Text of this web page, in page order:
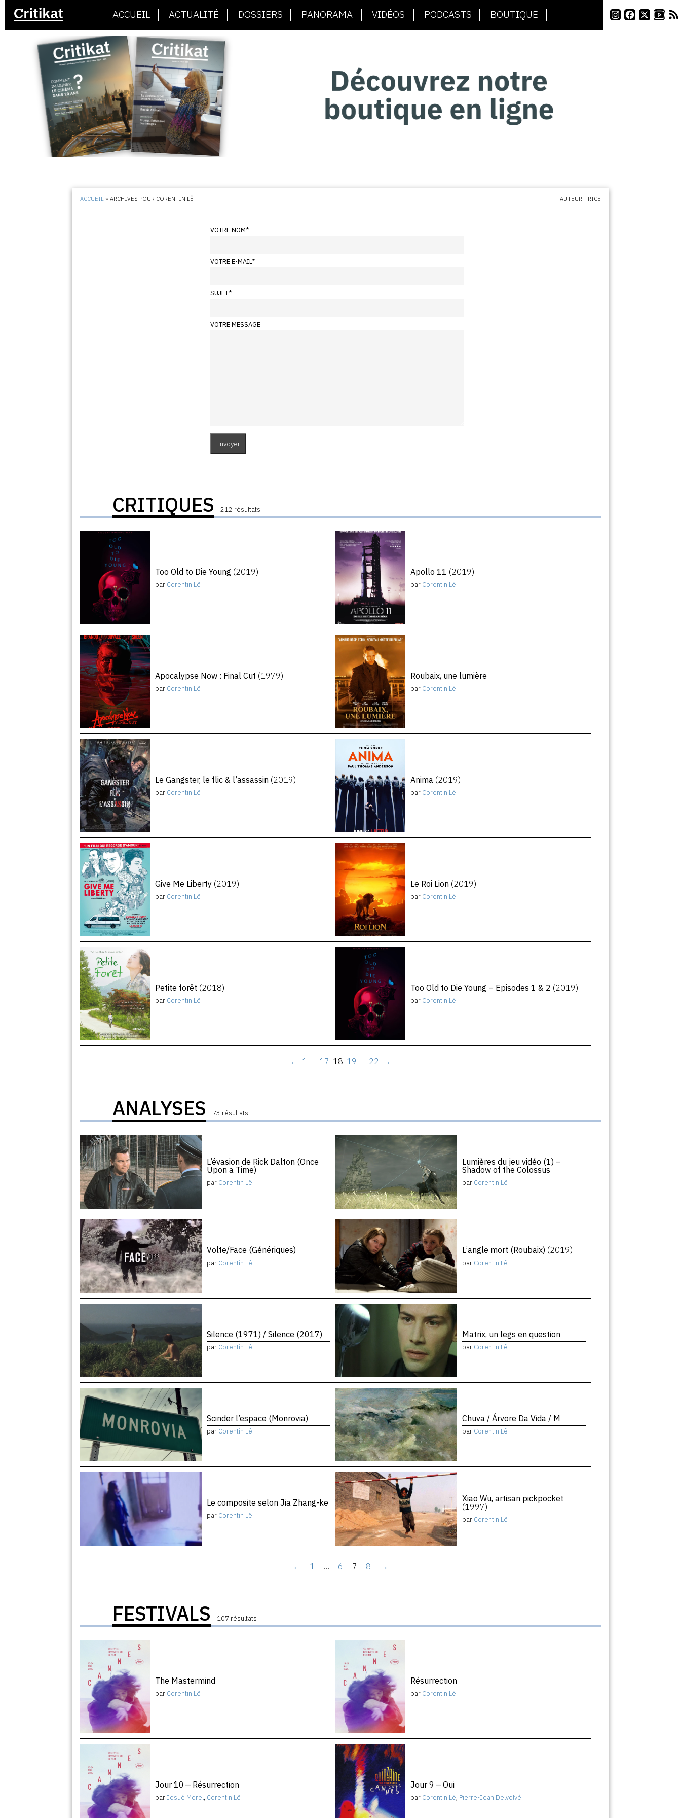
ACCUEIL ACTUALITÉ DOSSIERS PANORAMA VIDÉOS PODCASTS BOUTIQUE
ACCUEIL »ARCHIVES POUR CORENTIN LÊ AUTEUR·TRICE
VOTRE NOM*
VOTRE E-MAIL*
SUJET*
VOTRE MESSAGE
CRITIQUES 212 résultats
Too Old to Die Young (2019)
par Corentin Lê
Apollo 11 (2019)
par Corentin Lê
Apocalypse Now : Final Cut (1979)
par Corentin Lê
Roubaix, une lumière
par Corentin Lê
Le Gangster, le flic & l’assassin (2019)
par Corentin Lê
Anima (2019)
par Corentin Lê
Give Me Liberty (2019)
par Corentin Lê
Le Roi Lion (2019)
par Corentin Lê
Petite forêt (2018)
par Corentin Lê
Too Old to Die Young – Episodes 1 & 2 (2019)
par Corentin Lê
← 1 … 17 18 19 … 22 →
ANALYSES 73 résultats
L’évasion de Rick Dalton (Once
Upon a Time)
par Corentin Lê
Lumières du jeu vidéo (1) –
Shadow of the Colossus
par Corentin Lê
Volte/Face (Génériques)
par Corentin Lê
L’angle mort (Roubaix) (2019)
par Corentin Lê
Silence (1971) / Silence (2017)
par Corentin Lê
Matrix, un legs en question
par Corentin Lê
Scinder l’espace (Monrovia)
par Corentin Lê
Chuva / Árvore Da Vida / M
par Corentin Lê
Le composite selon Jia Zhang-ke
par Corentin Lê
Xiao Wu, artisan pickpocket
(1997)
par Corentin Lê
← 1 … 6 7 8 →
FESTIVALS 107 résultats
The Mastermind
par Corentin Lê
Résurrection
par Corentin Lê
Jour 10 — Résurrection
parJosué Morel, Corentin Lê
Jour 9 — Oui
par Corentin Lê, Pierre-Jean Delvolvé